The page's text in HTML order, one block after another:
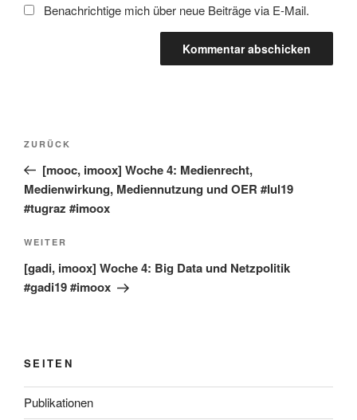
Benachrichtige mich über neue Beiträge via E-Mail.
Beitragsnavigation
Vorheriger
Beitrag
ZURÜCK
[mooc, imoox] Woche 4: Medienrecht,
Medienwirkung, Mediennutzung und OER #lul19
#tugraz #imoox
Nächster
Beitrag
WEITER
[gadi, imoox] Woche 4: Big Data und Netzpolitik
#gadi19 #imoox
SEITEN
Publikationen